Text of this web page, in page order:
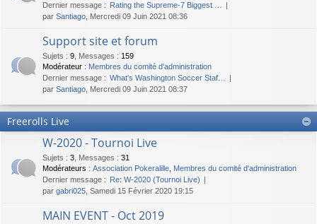
Dernier message : Rating the Supreme-7 Biggest …
par Santiago , Mercredi 09 Juin 2021 08:36
Support site et forum
Sujets : 9 Messages : 159
Modérateur : Membres du comité d'administration
Dernier message : What's Washington Soccer Staf…
par Santiago , Mercredi 09 Juin 2021 08:37
Freerolls Live
W-2020 - Tournoi Live
Sujets : 3 Messages : 31
Modérateurs : Association Pokeralille Membres du comité d'administration
Dernier message : Re: W-2020 (Tournoi Live)
par gabri025 , Samedi 15 Février 2020 19:15
MAIN EVENT - Oct 2019